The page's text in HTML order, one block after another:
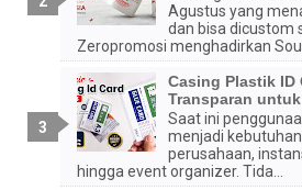
Agustus yang
dan bisa dicustom
Zeropromosi menghadirkan
Casing Plastik ID
Transparan
Saat ini
menjadi
perusahaan,
hingga event organizer. Tida...